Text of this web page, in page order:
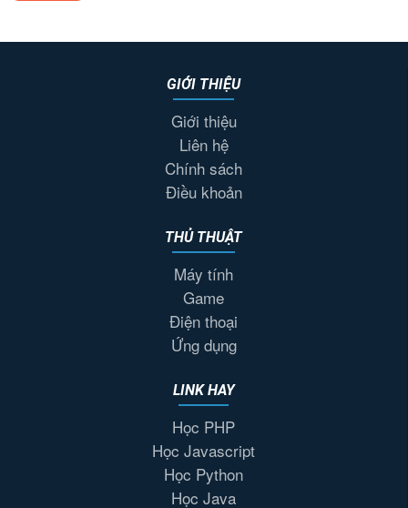
GIỚI THIỆU
Giới thiệu
Liên hệ
Chính sách
Điều khoản
THỦ THUẬT
Máy tính
Game
Điện thoại
Ứng dụng
LINK HAY
Học PHP
Học Javascript
Học Python
Học Java